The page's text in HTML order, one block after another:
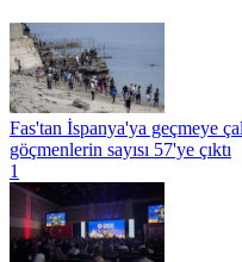
Fas'tan İspanya'ya geçmeye
göçmenlerin sayısı 57'ye çıktı
1